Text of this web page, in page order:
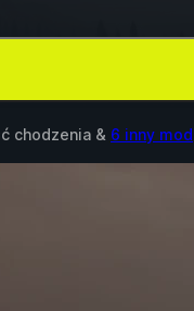
chodzenia & 6 inny mod